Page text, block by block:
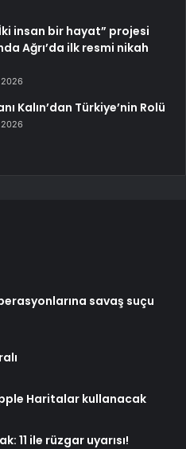
insan bir hayat” projesi
Ağrı’da ilk resmi nikah
Kalın’dan Türkiye’nin Rolü
savaş suçu
Haritalar kullanacak
11 ile rüzgar uyarısı!